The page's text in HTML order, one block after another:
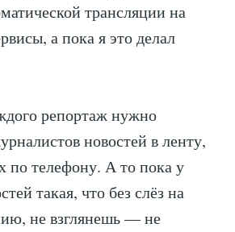
трансляции на
а пока я это делал
репортаж нужно
новостей в ленту,
по телефону. А то пока у
такая, что без слёз на
не взглянешь — не